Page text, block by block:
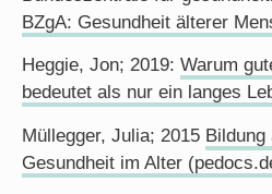
BZgA: Gesundheit älterer
Heggie, Jon; 2019: Warum
bedeutet als nur ein langes
Müllegger, Julia; 2015
Gesundheit im Alter